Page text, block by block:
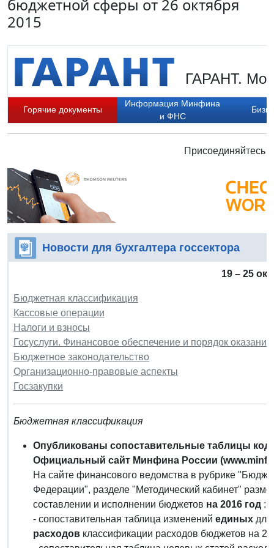
бюджетной сферы от 26 октября
2015
ГАРАНТ.
Горячие документы
Информация Минфина
и ФНС
Присоединяйтесь
Новости для бухгалтера госсектора
19 – 25
Бюджетная классификация
Кассовые операции
Налоги и взносы
Госуслуги. Финансовое обеспечение и порядок оказания
Бюджетное законодательство
Организационно-правовые аспекты
Госзакупки
Бюджетная классификация
Опубликованы сопоставительные таблицы
Официальный сайт Минфина России
На сайте финансового ведомства в рубрике
Федерации", разделе "Методический кабинет"
составлении и исполнении бюджетов на 2016 год :
- сопоставительная таблица изменений единых
расходов классификации расходов бюджетов на